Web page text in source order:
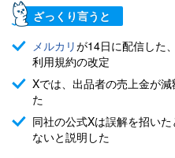
ざっくり言うと
メルカリが14日に配信した
利用規約の改定
Xでは、出品者の売上金が
た
同社の公式Xは誤解を招い
ないと説明した